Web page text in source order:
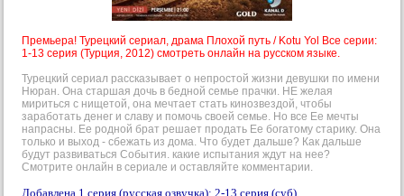
Премьера! Турецкий сериал, драма Плохой путь / Kotu Yol Все серии:
1-13 серия (Турция, 2012) смотреть онлайн на русском языке.
Турецкий сериал рассказывает о непростой жизни девушки по имени
Нюран. Она старшая дочь в бедной семье прачки. НЕ желая
мириться с нищетой, она мечтает стать кинозвездой, чтобы
заработать денег и славу и помочь своей семье. Но все Ее мечты
напрасны. Ее родной брат решает продать Ее богатому старику. Она
только и выход - сбежать из дома. Что будет дальше? Как дальше
будут развиваться События. какие испытания ждут на нее?
Смотрите онлайн в сериале и оставляйте комментарии.
Добавлена 1 серия (русская озвучка); 2-13 серия (суб).